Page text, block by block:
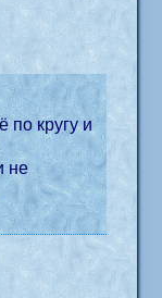
по кругу и
не